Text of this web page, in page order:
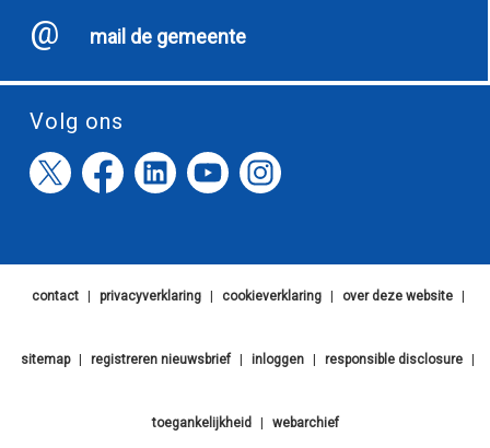
mail de gemeente
Volg ons
contact privacyverklaring cookieverklaring over deze website
sitemap registreren nieuwsbrief inloggen responsible disclosure
toegankelijkheid webarchief